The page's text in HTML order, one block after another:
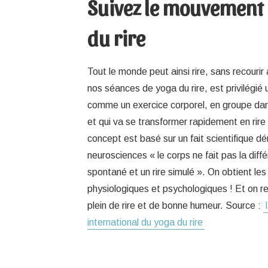
Suivez le
du rire
Tout le monde peut ainsi rire, sans recourir
nos séances de yoga du rire, est privilégié
comme un exercice corporel, en groupe
et qui va se transformer rapidement en
concept est basé sur un fait scientifique
neurosciences « le corps ne fait pas la
spontané et un rire simulé ». On obtient
physiologiques et psychologiques ! Et on
plein de rire et de bonne humeur. Source :
international du yoga du rire